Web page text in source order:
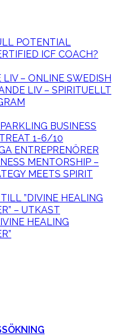
POTENTIAL
ICF COACH?
– ONLINE SWEDISH
LIV – SPIRITUELLT
BUSINESS
1-6/10
ENTREPRENÖRER
MENTORSHIP –
MEETS SPIRIT
”DIVINE HEALING
– UTKAST
HEALING